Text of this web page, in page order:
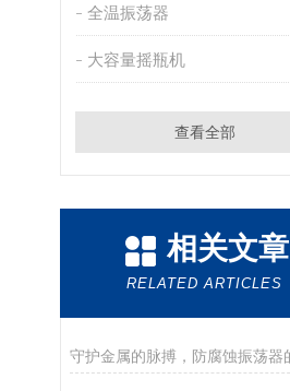
全温振荡器
大容量摇瓶机
查看全部
相关文章
RELATED ARTICLES